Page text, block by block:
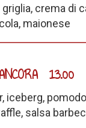
crema di
maionese
13.00
iceberg,
salsa